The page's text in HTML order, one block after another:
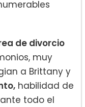
de divorcio
muy
a Brittany y
habilidad de
todo el